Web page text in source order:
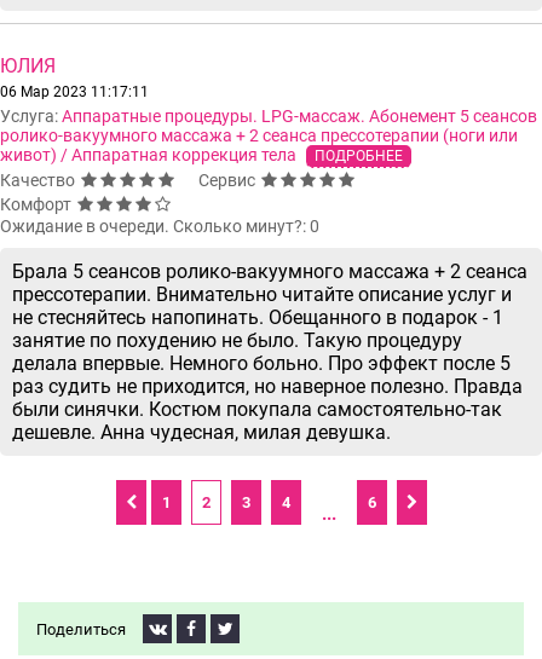
Поделиться
ЮЛИЯ
06 Мар 2023 11:17:11
Услуга:Аппаратные процедуры. LPG-массаж. Абонемент 5 сеансов
ролико-вакуумного массажа + 2 сеанса прессотерапии (ноги или
живот) / Аппаратная коррекция тела
ПОДРОБНЕЕ
Качество
Сервис
Комфорт
Ожидание в очереди. Сколько минут?: 0
Брала 5 сеансов ролико-вакуумного массажа + 2 сеанса
прессотерапии. Внимательно читайте описание услуг и
не стесняйтесь напопинать. Обещанного в подарок - 1
занятие по похудению не было. Такую процедуру
делала впервые. Немного больно. Про эффект после 5
раз судить не приходится, но наверное полезно. Правда
были синячки. Костюм покупала самостоятельно-так
дешевле. Анна чудесная, милая девушка.
1 2 3 4
...
6